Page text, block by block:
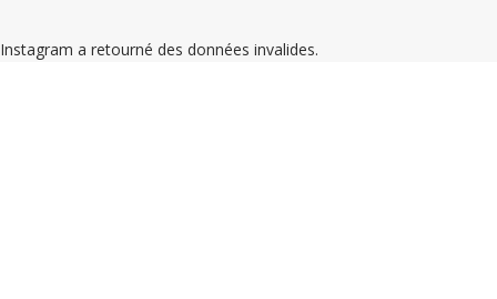
Instagram a retourné des données invalides.